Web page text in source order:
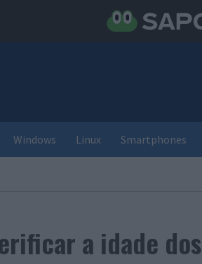
Windows Linux Smartphones
a idade dos